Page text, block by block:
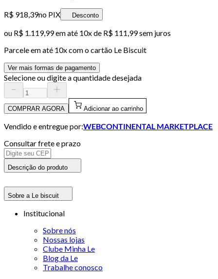
R$ 918,39no PIX Desconto
ou R$ 1.119,99em até 10x de R$ 111,99 sem juros
Parcele em até 10x com o cartão Le Biscuit
Ver mais formas de pagamento
Selecione ou digite a quantidade desejada
COMPRAR AGORA Adicionar ao carrinho
Vendido e entregue por:WEBCONTINENTAL MARKETPLACE
Consultar frete e prazo
Descrição do produto
Sobre a Le biscuit
Institucional
Sobre nós
Nossas lojas
Clube Minha Le
Blog da Le
Trabalhe conosco